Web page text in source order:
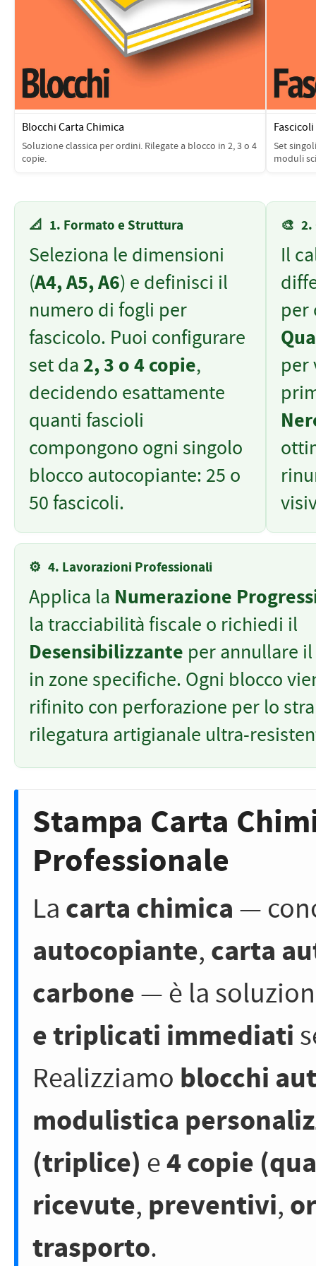
DORSALI TARGHE
PETTORALI NUMERI DA
PETTORALI CON NOME ATLETA
NUMERI DA GARA MTB
Blocchi Carta Chimica
Soluzione classica per ordini. Rilegate a blocco in 2, 3 o 4
copie.
Set
moduli
📐 1. Formato e Struttura
Seleziona le dimensioni
(A4, A5, A6) e definisci il
numero di fogli per
fascicolo. Puoi configurare
set da 2, 3 o 4 copie,
decidendo esattamente
quanti fascioli
compongono ogni singolo
blocco autocopiante: 25 o
50 fascicoli.
🎨 2.
Il
per
per
⚙️ 4. Lavorazioni Professionali
Applica la Numerazione
la tracciabilità fiscale o richiedi il
Desensibilizzante per annullare
in zone specifiche. Ogni blocco
rifinito con perforazione per lo
rilegatura artigianale ultra-
Stampa Carta
Professionale
La carta chimica —
autocopiante, carta
carbone— è la
e triplicati immediati
Realizziamo blocchi
modulistica
(triplice) e4 copie
ricevute, preventivi,
trasporto.